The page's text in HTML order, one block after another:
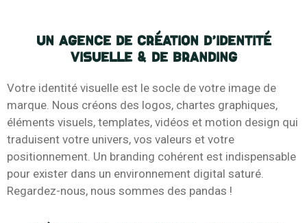
Un Agence de Création d’identité
visuelle & de branding
Votre identité visuelle est le socle de votre image de
marque. Nous créons des logos, chartes graphiques,
éléments visuels, templates, vidéos et motion design qui
traduisent votre univers, vos valeurs et votre
positionnement. Un branding cohérent est indispensable
pour exister dans un environnement digital saturé.
Regardez-nous, nous sommes des pandas !